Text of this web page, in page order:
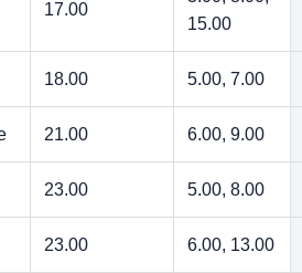
17.00
15.00
18.00 5.00, 7.00
21.00 6.00, 9.00
23.00 5.00, 8.00
23.00 6.00, 13.00